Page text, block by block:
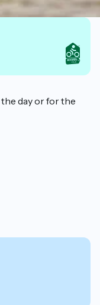
day or for the